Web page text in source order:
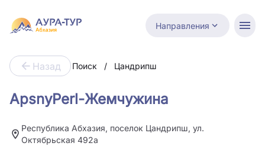
Направления
Назад Поиск / Цандрипш
ApsnyPerl-Жемчужина
Республика Абхазия, поселок Цандрипш, ул.
Октябрьская 492а